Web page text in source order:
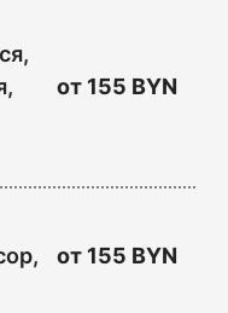
от 155 BYN
от 155 BYN